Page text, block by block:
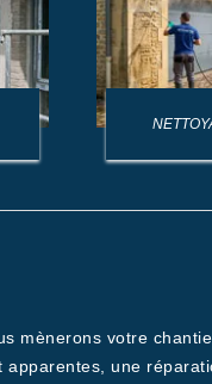
mènerons votre
apparentes, une